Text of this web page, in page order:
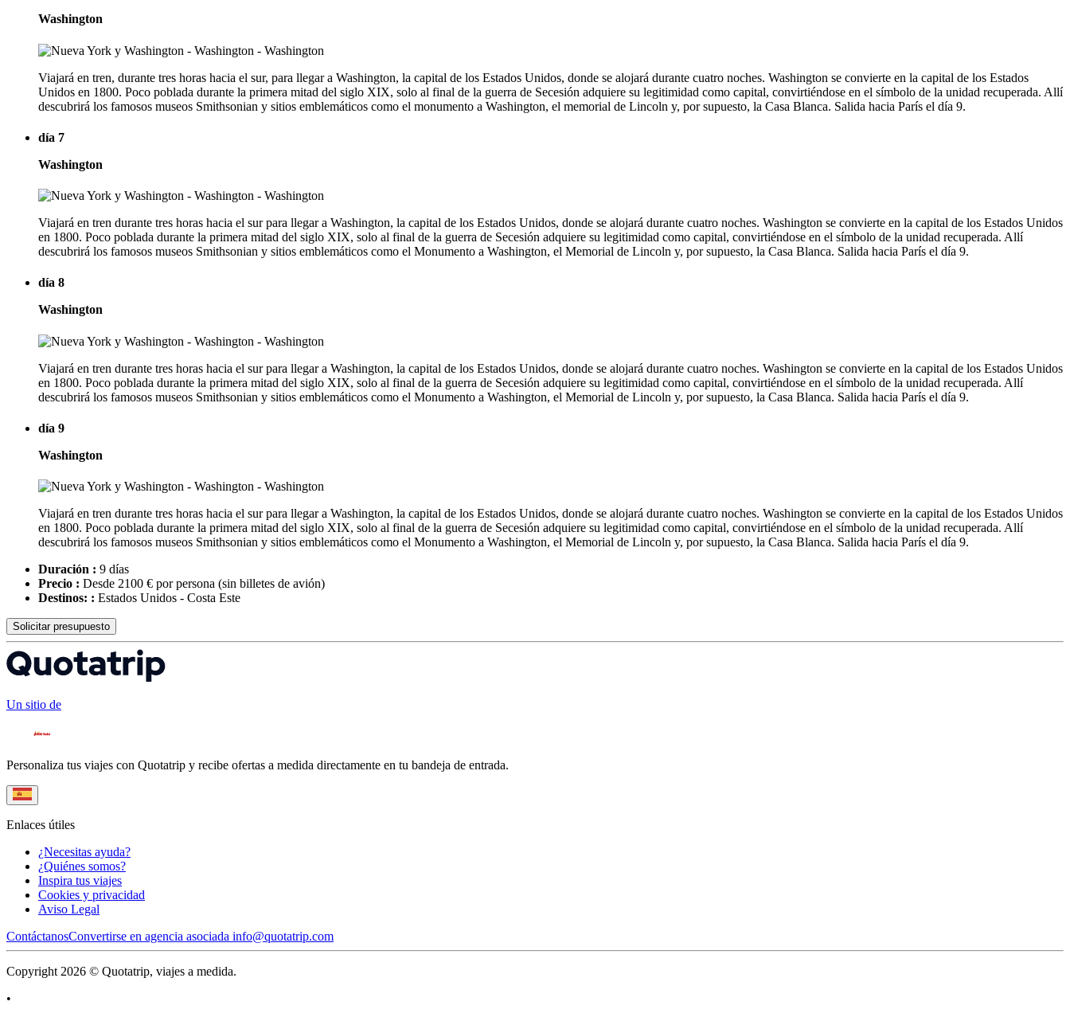
Washington
Viajará en tren, durante tres horas hacia el sur, para llegar a Washington, la capital de los Estados Unidos, donde se alojará durante cuatro noches. Washington se convierte en la capital de los Estados
Unidos en 1800. Poco poblada durante la primera mitad del siglo XIX, solo al final de la guerra de Secesión adquiere su legitimidad como capital, convirtiéndose en el símbolo de la unidad recuperada. Allí
descubrirá los famosos museos Smithsonian y sitios emblemáticos como el monumento a Washington, el memorial de Lincoln y, por supuesto, la Casa Blanca. Salida hacia París el día 9.
día 7
Washington
Viajará en tren durante tres horas hacia el sur para llegar a Washington, la capital de los Estados Unidos, donde se alojará durante cuatro noches. Washington se convierte en la capital de los Estados Unidos
en 1800. Poco poblada durante la primera mitad del siglo XIX, solo al final de la guerra de Secesión adquiere su legitimidad como capital, convirtiéndose en el símbolo de la unidad recuperada. Allí
descubrirá los famosos museos Smithsonian y sitios emblemáticos como el Monumento a Washington, el Memorial de Lincoln y, por supuesto, la Casa Blanca. Salida hacia París el día 9.
día 8
Washington
Viajará en tren durante tres horas hacia el sur para llegar a Washington, la capital de los Estados Unidos, donde se alojará durante cuatro noches. Washington se convierte en la capital de los Estados Unidos
en 1800. Poco poblada durante la primera mitad del siglo XIX, solo al final de la guerra de Secesión adquiere su legitimidad como capital, convirtiéndose en el símbolo de la unidad recuperada. Allí
descubrirá los famosos museos Smithsonian y sitios emblemáticos como el Monumento a Washington, el Memorial de Lincoln y, por supuesto, la Casa Blanca. Salida hacia París el día 9.
día 9
Washington
Viajará en tren durante tres horas hacia el sur para llegar a Washington, la capital de los Estados Unidos, donde se alojará durante cuatro noches. Washington se convierte en la capital de los Estados Unidos
en 1800. Poco poblada durante la primera mitad del siglo XIX, solo al final de la guerra de Secesión adquiere su legitimidad como capital, convirtiéndose en el símbolo de la unidad recuperada. Allí
descubrirá los famosos museos Smithsonian y sitios emblemáticos como el Monumento a Washington, el Memorial de Lincoln y, por supuesto, la Casa Blanca. Salida hacia París el día 9.
Duración : 9 días
Precio : Desde 2100 € por persona (sin billetes de avión)
Destinos: : Estados Unidos - Costa Este
Solicitar presupuesto
Un sitio de
Personaliza tus viajes con Quotatrip y recibe ofertas a medida directamente en tu bandeja de entrada.
Enlaces útiles
¿Necesitas ayuda?
¿Quiénes somos?
Inspira tus viajes
Cookies y privacidad
Aviso Legal
ContáctanosConvertirse en agencia asociada info@quotatrip.com
Copyright 2026 © Quotatrip, viajes a medida.
•